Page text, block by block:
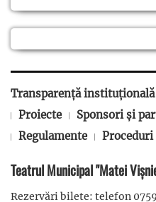
Transparență instituțională
Proiecte
Sponsori și
Regulamente
Proceduri
Teatrul Municipal "Matei
Rezervări bilete: telefon